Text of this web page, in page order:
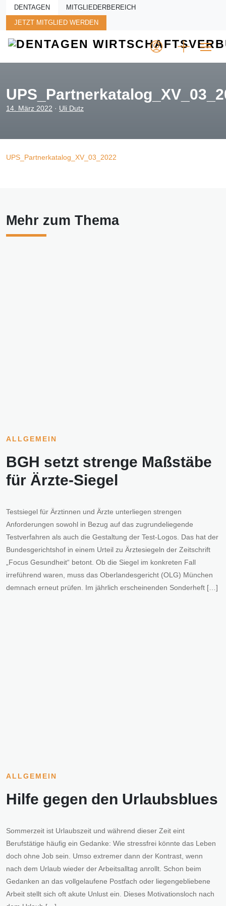
Skip to main content
DENTAGEN MITGLIEDERBEREICH
JETZT MITGLIED WERDEN
14. März 2022 · Uli Dutz
UPS_Partnerkatalog_XV_03_2022
Mehr zum Thema
ALLGEMEIN
BGH setzt strenge Maßstäbe
für Ärzte-Siegel
Testsiegel für Ärztinnen und Ärzte unterliegen strengen
Anforderungen sowohl in Bezug auf das zugrundeliegende
Testverfahren als auch die Gestaltung der Test-Logos. Das hat der
Bundesgerichtshof in einem Urteil zu Ärztesiegeln der Zeitschrift
„Focus Gesundheit“ betont. Ob die Siegel im konkreten Fall
irreführend waren, muss das Oberlandesgericht (OLG) München
demnach erneut prüfen. Im jährlich erscheinenden Sonderheft […]
ALLGEMEIN
Hilfe gegen den Urlaubsblues
Sommerzeit ist Urlaubszeit und während dieser Zeit eint
Berufstätige häufig ein Gedanke: Wie stressfrei könnte das Leben
doch ohne Job sein. Umso extremer dann der Kontrast, wenn
nach dem Urlaub wieder der Arbeitsalltag anrollt. Schon beim
Gedanken an das vollgelaufene Postfach oder liegengebliebene
Arbeit stellt sich oft akute Unlust ein. Dieses Motivationsloch nach